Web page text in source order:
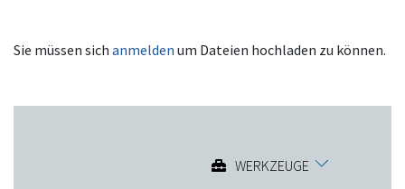
Wechseln zu:Navigation,Suche
Sie müssen sich anmelden um Dateien hochladen zu können.
WERKZEUGE